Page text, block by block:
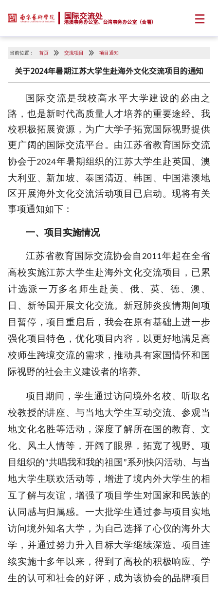
国际交流处
港澳事务办公室、台湾事务办公室（合署） ☰
当前位置： 首页 交流项目 项目通知
关于2024年暑期江苏大学生赴海外文化交流项目的通知
国际交流是我校高水平大学建设的必由之
路，也是新时代高质量人才培养的重要途经。我
校积极拓展资源，为广大学子拓宽国际视野提供
更广阔的国际交流平台。 由江苏省教育国际交流
协会于2024年暑期组织的江苏大学生赴英国、澳
大利亚、新加坡、泰国清迈、韩国、中国港澳地
区开展海外文化交流活动项目已启动。现将有关
事项通知如下：
一、项目实施情况
江苏省教育国际交流协会自 2011年起在全省
高校实施江苏大学生赴海外文化交流项目，已累
计选派一万多名师生赴美、俄、英、德、澳、
日、新等国开展文化交流。新冠肺炎疫情期间项
目暂停，项目重启后，我会在原有基础上进一步
强化项目特色，优化项目内容，以更好地满足高
校师生跨境交流的需求，推动具有家国情怀和国
际视野的社会主义建设者的培养。
项目期间，学生通过访问境外名校、听取名
校教授的讲座、与当地大学生互动交流、参观当
地文化名胜等活动，深度了解所在国的教育、文
化、风土人情等，开阔了眼界，拓宽了视野。项
目组织的“共唱我和我的祖国 ”系列快闪活动、与当
地大学生联欢活动等，增进了境内外大学生的相
互了解与友谊，增强了项目学生对国家和民族的
认同感与归属感。一大批学生通过参与项目实地
访问境外知名大学，为自己选择了心仪的海外大
学，并通过努力升入目标大学继续深造。项目连
续实施十多年以来，得到了高校的积极响应、学
生的认可和社会的好评，成为该协会的品牌项目